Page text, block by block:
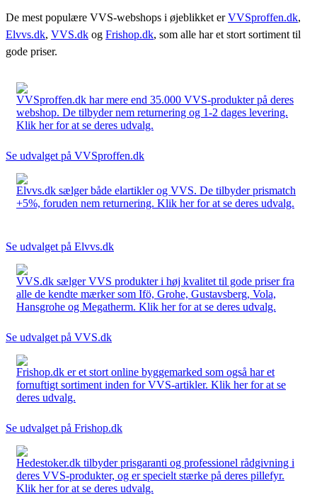
De mest populære VVS-webshops i øjeblikket erVVSproffen.dk,
Elvvs.dk, VVS.dk og Frishop.dk, som alle har et stort sortiment til
gode priser.
VVSproffen.dk har mere end 35.000 VVS-produkter på deres
webshop. De tilbyder nem returnering og 1-2 dages levering.
Klik her for at se deres udvalg.
Se udvalget på VVSproffen.dk
Elvvs.dk sælger både elartikler og VVS. De tilbyder prismatch
+5%, foruden nem returnering. Klik her for at se deres udvalg.
Se udvalget på Elvvs.dk
VVS.dk sælger VVS produkter i høj kvalitet til gode priser fra
alle de kendte mærker som Ifö, Grohe, Gustavsberg, Vola,
Hansgrohe og Megatherm. Klik her for at se deres udvalg.
Se udvalget på VVS.dk
Frishop.dk er et stort online byggemarked som også har et
fornuftigt sortiment inden for VVS-artikler. Klik her for at se
deres udvalg.
Se udvalget på Frishop.dk
Hedestoker.dk tilbyder prisgaranti og professionel rådgivning i
deres VVS-produkter, og er specielt stærke på deres pillefyr.
Klik her for at se deres udvalg.